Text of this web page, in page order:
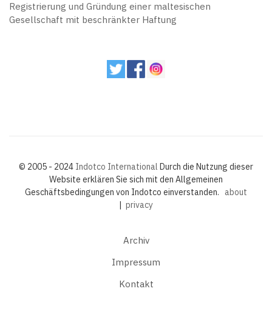
Registrierung und Gründung einer maltesischen
Gesellschaft mit beschränkter Haftung
© 2005 - 2024 Indotco International Durch die Nutzung dieser
Website erklären Sie sich mit den Allgemeinen
Geschäftsbedingungen von Indotco einverstanden. about
| privacy
Archiv
Impressum
Kontakt